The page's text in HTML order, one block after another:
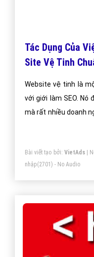
Tác Dụng Của
Site Vệ Tinh
Website vệ tinh là
với giới làm SEO.
mà rất nhiều doanh
Bài viết tạo bởi: VietAds|
nhập(2701) - No Audio